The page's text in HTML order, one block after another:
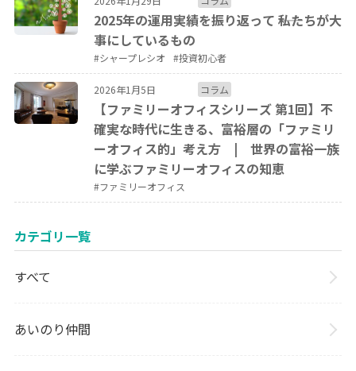
2025年の運用実績を振り返って ――私たちが大
事にしているもの
#シャープレシオ #投資初心者
2026年1月5日 コラム
【ファミリーオフィスシリーズ 第1回】不
確実な時代に生きる、富裕層の「ファミリ
ーオフィス的」考え方 | 世界の富裕一族
に学ぶファミリーオフィスの知恵
#ファミリーオフィス
カテゴリ一覧
すべて
あいのり仲間